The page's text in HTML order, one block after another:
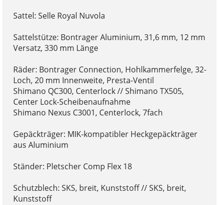
Sattel: Selle Royal Nuvola
Sattelstütze: Bontrager Aluminium, 31,6 mm, 12 mm
Versatz, 330 mm Länge
Räder: Bontrager Connection, Hohlkammerfelge, 32-
Loch, 20 mm Innenweite, Presta-Ventil
Shimano QC300, Centerlock // Shimano TX505,
Center Lock-Scheibenaufnahme
Shimano Nexus C3001, Centerlock, 7fach
Gepäckträger: MIK-kompatibler Heckgepäckträger
aus Aluminium
Ständer: Pletscher Comp Flex 18
Schutzblech: SKS, breit, Kunststoff // SKS, breit,
Kunststoff